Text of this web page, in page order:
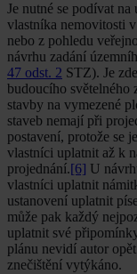
Je nutné se podívat
vlastníka nemovitosti
nebo z pohledu
návrhu zadání
47 odst. 2 STZ). Je
budoucího světelného
stavby na vymezené
staveb nemají při
postavení, protože se
vlastníci uplatnit až k
projednání.[6] U
vlastníci uplatnit
ustanovení uplatnit
může pak každý
uplatnit své
plánu nevidí autor
znečištění vytýkáno.